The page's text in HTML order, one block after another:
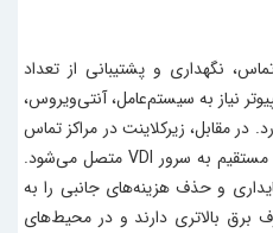
نگهداری و پشتیبانی از تعداد
نیاز به سیستم‌عامل، آنتی‌ویروس،
در مقابل، زیرکلاینت در مراکز تماس
هیچ سیستم‌عاملی ندارد و به‌صورت مستقیم به سرور VDI متصل می‌شود.
و حذف هزینه‌های جانبی را به
برق بالاتری دارند و در محیط‌های